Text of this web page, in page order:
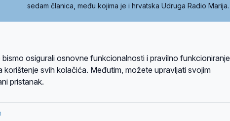
sedam članica, među kojima je i hrvatska Udruga Radio Marija.
sustavom
osigurali osnovne funkcionalnosti i pravilno funkcioniranje
svih kolačića. Međutim, možete upravljati svojim
pristanak.